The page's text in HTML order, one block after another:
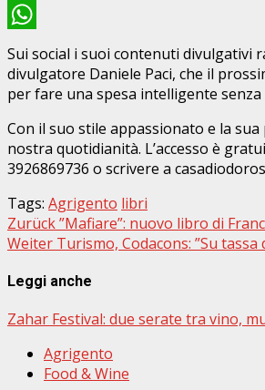
Facebook
WhatsApp
Sui social i suoi contenuti divulgativi
divulgatore Daniele Paci, che il
per fare una spesa intelligente
Con il suo stile appassionato e la
nostra quotidianità. L’accesso è
3926869736 o scrivere a
Tags: Agrigento libri
Beitragsnavigation
Zurück”Mafiare”: nuovo libro di
Weiter Turismo, Codacons: ”Su
Leggi anche
Zahar Festival: due serate tra vino,
Agrigento
Food & Wine